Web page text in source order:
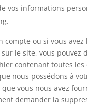
vos informations
compte ou si vous avez
le site, vous pouvez
contenant toutes les
nous possédons à
vous nous avez
demander la